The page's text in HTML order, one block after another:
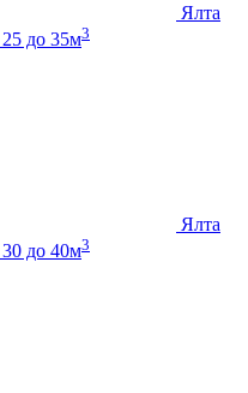
Ялта
до 35м3
Ялта
до 40м3